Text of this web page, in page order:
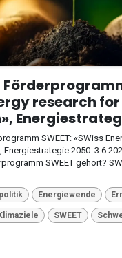
research
SWEET: «SWiss
Energiestrategie 2050.
SWEET gehört?
Energiewende
SWEET